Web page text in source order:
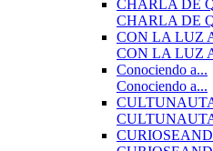
CHARLA DE
CHARLA DE
CON LA LUZ
CON LA LUZ
Conociendo a...
Conociendo a...